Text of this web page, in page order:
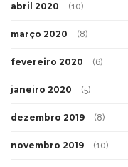
abril 2020 (10)
março 2020 (8)
fevereiro 2020 (6)
janeiro 2020 (5)
dezembro 2019 (8)
novembro 2019 (10)